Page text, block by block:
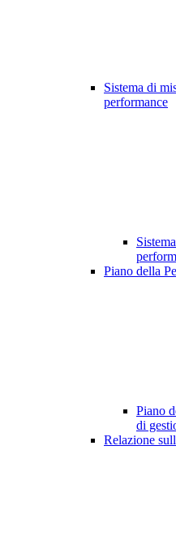
Sistema di
performance
Piano della
Piano
di
Relazione